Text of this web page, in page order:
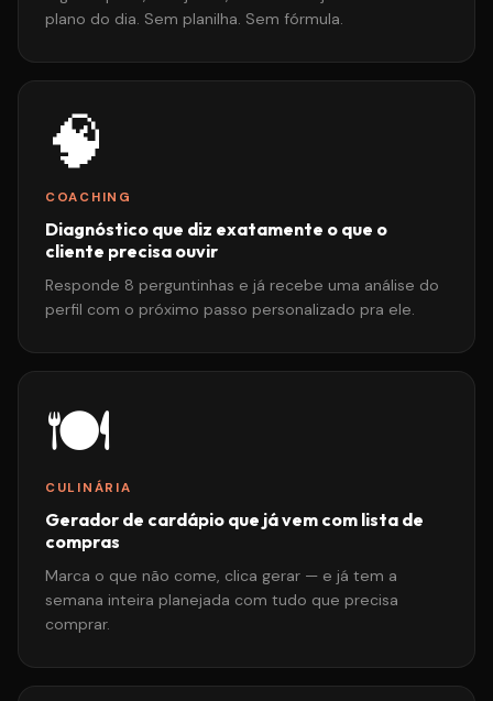
plano do dia. Sem planilha. Sem fórmula.
🧠
COACHING
Diagnóstico que diz exatamente o que o
cliente precisa ouvir
Responde 8 perguntinhas e já recebe uma análise do
perfil com o próximo passo personalizado pra ele.
🍽️
CULINÁRIA
Gerador de cardápio que já vem com lista de
compras
Marca o que não come, clica gerar — e já tem a
semana inteira planejada com tudo que precisa
comprar.